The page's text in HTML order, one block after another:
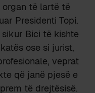
organ të lartë të
Presidenti Topi.
Bici të kishte
ose si jurist,
veprat
që janë pjesë e
të drejtësisë.